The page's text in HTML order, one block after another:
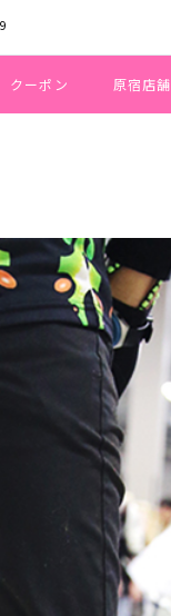
クーポン 原宿店舗